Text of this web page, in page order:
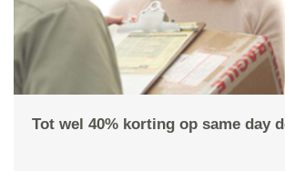
Tot wel 40% korting op same day